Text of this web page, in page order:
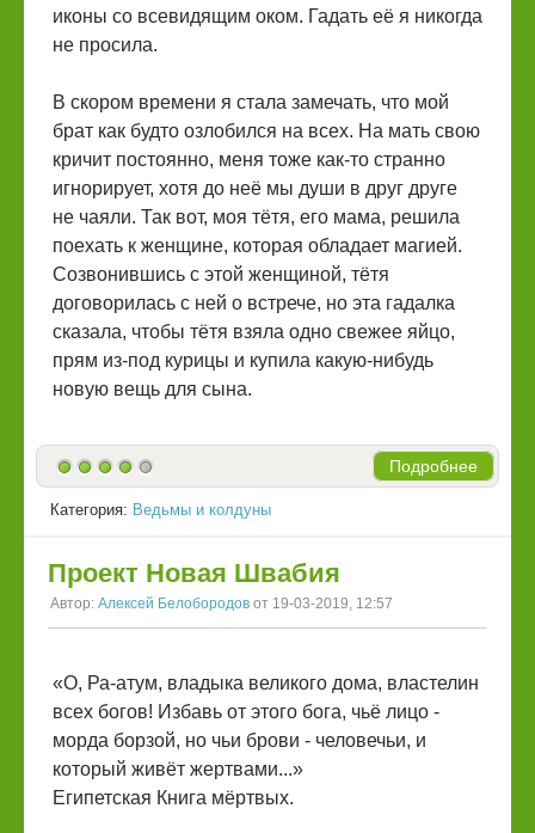
иконы со всевидящим оком. Гадать её я никогда
не просила.
В скором времени я стала замечать, что мой
брат как будто озлобился на всех. На мать свою
кричит постоянно, меня тоже как-то странно
игнорирует, хотя до неё мы души в друг друге
не чаяли. Так вот, моя тётя, его мама, решила
поехать к женщине, которая обладает магией.
Созвонившись с этой женщиной, тётя
договорилась с ней о встрече, но эта гадалка
сказала, чтобы тётя взяла одно свежее яйцо,
прям из-под курицы и купила какую-нибудь
новую вещь для сына.
Подробнее
Категория: Ведьмы и колдуны
Проект Новая Швабия
Автор: Алексей Белобородов от 19-03-2019, 12:57
«О, Ра-атум, владыка великого дома, властелин
всех богов! Избавь от этого бога, чьё лицо -
морда борзой, но чьи брови - человечьи, и
который живёт жертвами...»
Египетская Книга мёртвых.